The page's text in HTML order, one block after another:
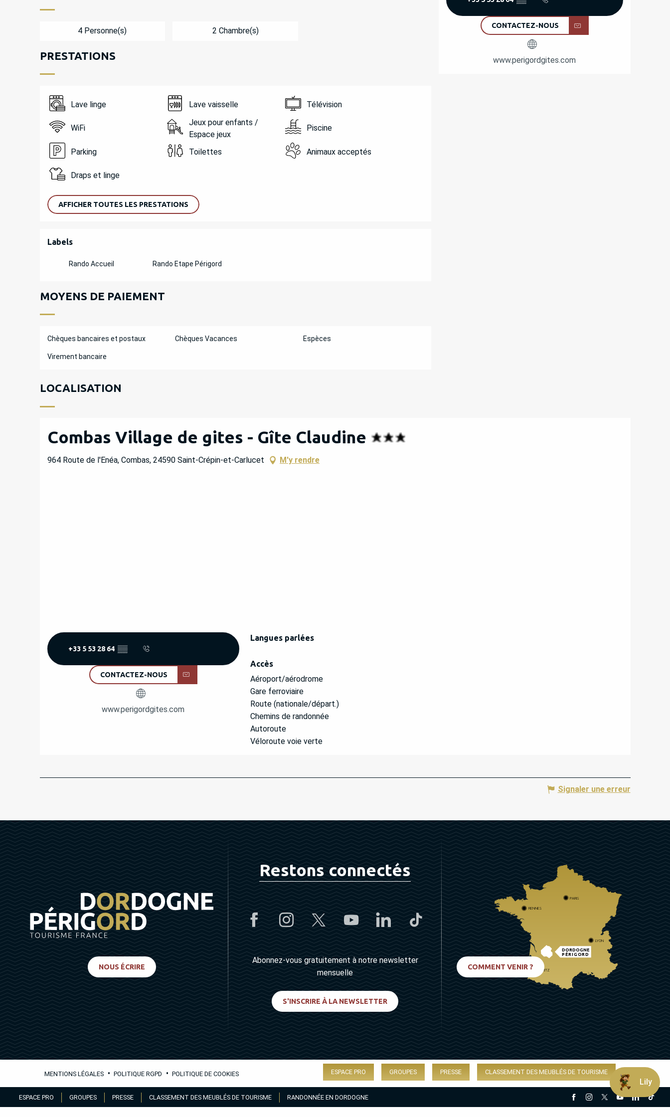
au
ESPACE PRO GROUPES PRESSE CLASSEMENT DES MEUBLÉS DE TOURISME RANDONNÉE EN DORDOGNE
CONTACTEZ-NOUS
www.perigordgites.com
4 Personne(s) 2 Chambre(s)
PRESTATIONS
Lave linge Lave vaisselle Télévision
WiFi
Jeux pour enfants /
Espace jeux
Piscine
Parking Toilettes Animaux acceptés
Draps et linge
AFFICHER TOUTES LES PRESTATIONS
OFFRES DE PRESTATIONS
Labels
Labels
Rando Accueil Rando Etape Périgord
MOYENS DE PAIEMENT
Chèques bancaires et postaux Chèques Vacances Espèces
Virement bancaire
LOCALISATION
Combas Village de gites - Gîte Claudine
964 Route de l'Enéa, Combas, 24590 Saint-Crépin-et-Carlucet M'y rendre
+33 5 53 28 64 ▒▒
CONTACTEZ-NOUS
www.perigordgites.com
Langues parlées
Langues parlées
Accès
Accès
Aéroport/aérodrome
Gare ferroviaire
Route (nationale/départ.)
Chemins de randonnée
Autoroute
Véloroute voie verte
Signaler une erreur
NOUS ÉCRIRE
Restons connectés
Abonnez-vous gratuitement à notre newsletter
mensuelle
S'INSCRIRE À LA NEWSLETTER
DORDOGNE
PÉRIGORD
PARIS
RENNES
LYON
BIARRITZ
COMMENT VENIR ?
MENTIONS LÉGALES • POLITIQUE RGPD • POLITIQUE DE COOKIES ESPACE PRO GROUPES PRESSE CLASSEMENT DES MEUBLÉS DE TOURISME
Lily